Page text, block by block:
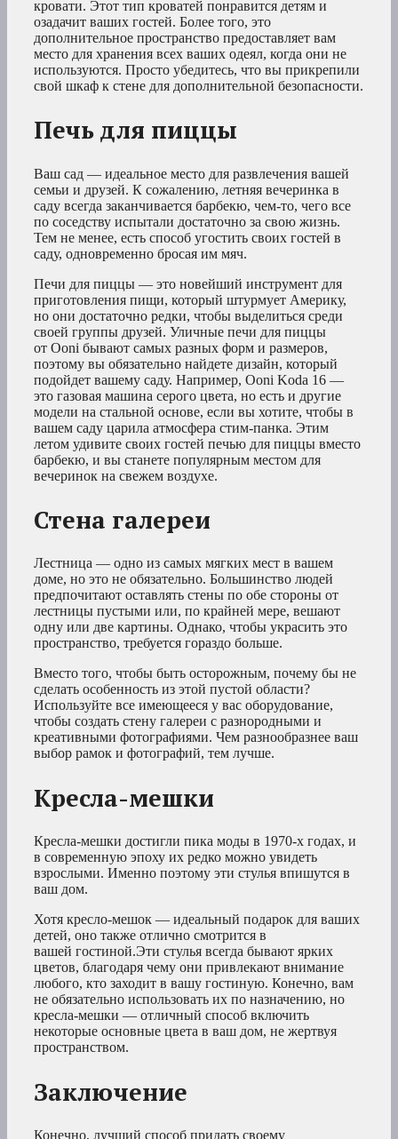
кровати. Этот тип кроватей понравится детям и
озадачит ваших гостей. Более того, это
дополнительное пространство предоставляет вам
место для хранения всех ваших одеял, когда они не
используются. Просто убедитесь, что вы прикрепили
свой шкаф к стене для дополнительной безопасности.
Печь для пиццы
Ваш сад — идеальное место для развлечения вашей
семьи и друзей. К сожалению, летняя вечеринка в
саду всегда заканчивается барбекю, чем-то, чего все
по соседству испытали достаточно за свою жизнь.
Тем не менее, есть способ угостить своих гостей в
саду, одновременно бросая им мяч.
Печи для пиццы — это новейший инструмент для
приготовления пищи, который штурмует Америку,
но они достаточно редки, чтобы выделиться среди
своей группы друзей. Уличные печи для пиццы
от Ooni бывают самых разных форм и размеров,
поэтому вы обязательно найдете дизайн, который
подойдет вашему саду. Например, Ooni Koda 16 —
это газовая машина серого цвета, но есть и другие
модели на стальной основе, если вы хотите, чтобы в
вашем саду царила атмосфера стим-панка. Этим
летом удивите своих гостей печью для пиццы вместо
барбекю, и вы станете популярным местом для
вечеринок на свежем воздухе.
Стена галереи
Лестница — одно из самых мягких мест в вашем
доме, но это не обязательно. Большинство людей
предпочитают оставлять стены по обе стороны от
лестницы пустыми или, по крайней мере, вешают
одну или две картины. Однако, чтобы украсить это
пространство, требуется гораздо больше.
Вместо того, чтобы быть осторожным, почему бы не
сделать особенность из этой пустой области?
Используйте все имеющееся у вас оборудование,
чтобы создать стену галереи с разнородными и
креативными фотографиями. Чем разнообразнее ваш
выбор рамок и фотографий, тем лучше.
Кресла-мешки
Кресла-мешки достигли пика моды в 1970-х годах, и
в современную эпоху их редко можно увидеть
взрослыми. Именно поэтому эти стулья впишутся в
ваш дом.
Хотя кресло-мешок — идеальный подарок для ваших
детей, оно также отлично смотрится в
вашей гостиной.Эти стулья всегда бывают ярких
цветов, благодаря чему они привлекают внимание
любого, кто заходит в вашу гостиную. Конечно, вам
не обязательно использовать их по назначению, но
кресла-мешки — отличный способ включить
некоторые основные цвета в ваш дом, не жертвуя
пространством.
Заключение
Конечно, лучший способ придать своему